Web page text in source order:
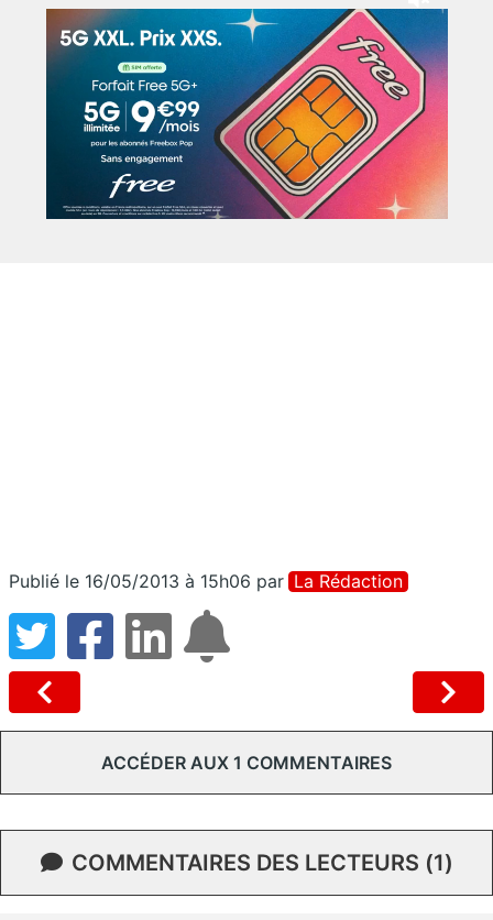
Publié le 16/05/2013 à 15h06 par La Rédaction
ACCÉDER AUX 1 COMMENTAIRES
COMMENTAIRES DES LECTEURS (1)